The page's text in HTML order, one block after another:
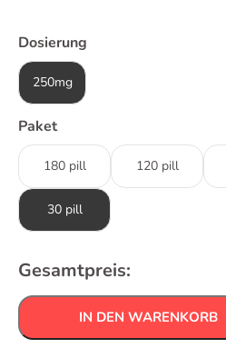
Dosierung
250mg
Paket
180 pill 120 pill
30 pill
Gesamtpreis:
IN DEN WARENKORB